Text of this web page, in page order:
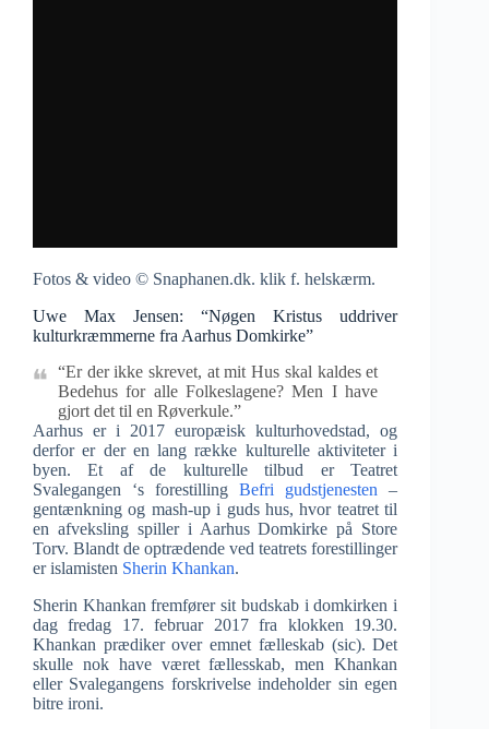
Fotos & video © Snaphanen.dk. klik f. helskærm.
Uwe Max Jensen: “Nøgen Kristus uddriver
kulturkræmmerne fra Aarhus Domkirke”
“Er der ikke skrevet, at mit Hus skal kaldes et
Bedehus for alle Folkeslagene? Men I have
gjort det til en Røverkule.”
Aarhus er i 2017 europæisk kulturhovedstad, og
derfor er der en lang række kulturelle aktiviteter i
byen. Et af de kulturelle tilbud er Teatret
Svalegangen ‘s forestillingBefri gudstjenesten –
gentænkning og mash-up i guds hus, hvor teatret til
en afveksling spiller i Aarhus Domkirke på Store
Torv. Blandt de optrædende ved teatrets forestillinger
er islamisten Sherin Khankan.
Sherin Khankan fremfører sit budskab i domkirken i
dag fredag 17. februar 2017 fra klokken 19.30.
Khankan prædiker over emnet fælleskab (sic). Det
skulle nok have været fællesskab, men Khankan
eller Svalegangens forskrivelse indeholder sin egen
bitre ironi.